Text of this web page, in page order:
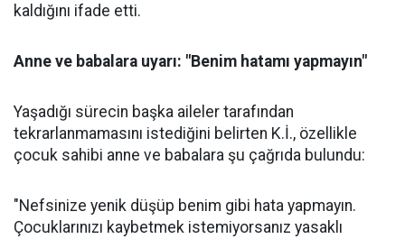
kaldığını ifade etti.
Anne ve babalara uyarı: "Benim hatamı yapmayın"
Yaşadığı sürecin başka aileler tarafından
tekrarlanmamasını istediğini belirten K.İ., özellikle
çocuk sahibi anne ve babalara şu çağrıda bulundu:
"Nefsinize yenik düşüp benim gibi hata yapmayın.
Çocuklarınızı kaybetmek istemiyorsanız yasaklı